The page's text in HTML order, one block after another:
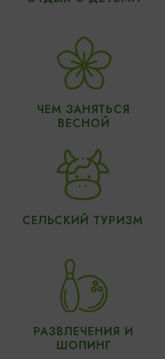
ЧЕМ ЗАНЯТЬСЯ
ВЕСНОЙ
СЕЛЬСКИЙ ТУРИЗМ
РАЗВЛЕЧЕНИЯ И
ШОПИНГ